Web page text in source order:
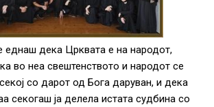
еднаш дека Црквата е на народот,
во неа свештенството и народот се
со дарот од Бога даруван, и дека
секогаш ја делела истата судбина со